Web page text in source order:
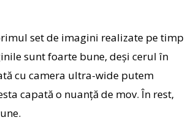
set de imagini realizate pe timp
sunt foarte bune, deși cerul în
cu camera ultra-wide putem
capată o nuanță de mov. În rest,